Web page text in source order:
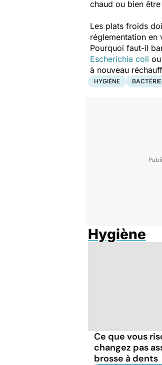
chaud ou bien
Les plats froids
réglementation en
Pourquoi faut-il
Escherichia coli
à nouveau
HYGIÈNE BACTÉRIE
Hygiène
Ce que vous
changez pas
brosse à dents